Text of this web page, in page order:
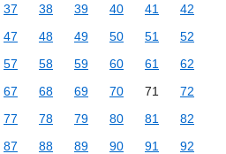
37 38 39 40 41
42
47 48 49 50 51
52
57 58 59 60 61
62
67 68 69 70 71
72
77 78 79 80 81
82
87 88 89 90 91
92